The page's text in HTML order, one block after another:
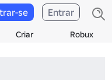
Criar Robux
se Entrar